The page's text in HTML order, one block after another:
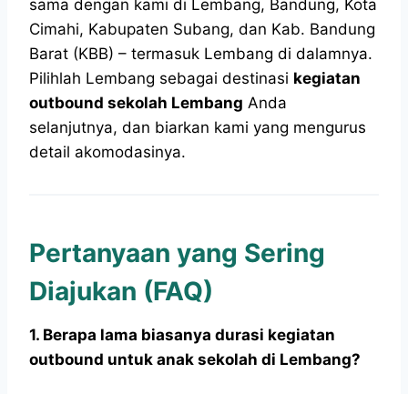
sama dengan kami di Lembang, Bandung, Kota
Cimahi, Kabupaten Subang, dan Kab. Bandung
Barat (KBB) – termasuk Lembang di dalamnya.
Pilihlah Lembang sebagai destinasi kegiatan
outbound sekolah Lembang Anda
selanjutnya, dan biarkan kami yang mengurus
detail akomodasinya.
Pertanyaan yang Sering
Diajukan (FAQ)
1. Berapa lama biasanya durasi kegiatan
outbound untuk anak sekolah di Lembang?